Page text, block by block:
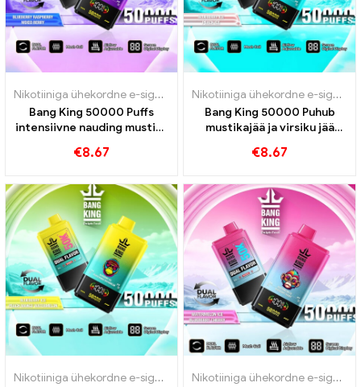
Nikotiiniga ühekordne e-sigaret Ühekordsed e-sigaretid,
Bang King 50000 Puffs
intensiivne nauding mustika
€8.67
Nikotiiniga ühekordne e-sigaret
Bang King 50000 Puhub
mustikajää ja virsiku jää
€8.67
Nikotiiniga ühekordne e-sigaret Ühekordsed e-sigaretid, Nikotiiniga ühekordne e-sigaret